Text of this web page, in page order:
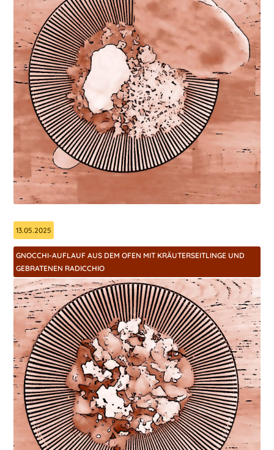
13.05.2025
GNOCCHI-AUFLAUF AUS DEM OFEN MIT KRÄUTERSEITLINGE UND
GEBRATENEN RADICCHIO